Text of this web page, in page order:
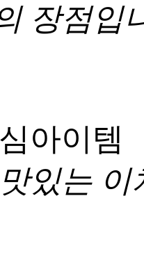
장점입
아이템
있는 이